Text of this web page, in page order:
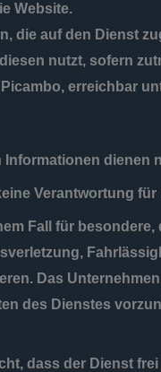
Website.
die auf den Dienst
nutzt, sofern
erreichbar
Informationen dienen
Verantwortung
Fall für
Das
des Dienstes
dass der Dienst